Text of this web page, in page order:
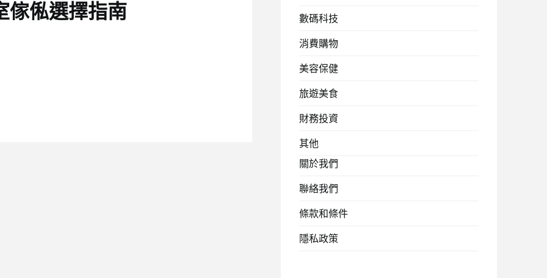
傢俬選擇指南 數碼科技
消費購物
美容保健
旅遊美食
財務投資
其他
關於我們
聯絡我們
條款和條件
隱私政策